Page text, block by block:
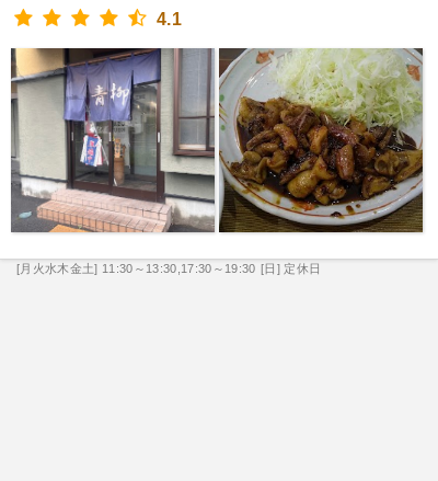
4.1
[月火水木金土] 11:30～13:30,17:30～19:30 [日] 定休日